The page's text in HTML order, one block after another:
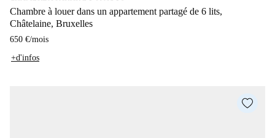
Chambre à louer dans un appartement partagé de 6 lits,
Châtelaine, Bruxelles
650 €/mois
+d'infos